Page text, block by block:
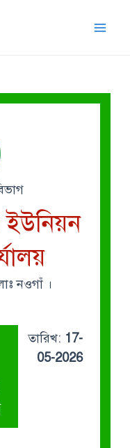
নওগাঁ ।
তারিখ: 17-
05-2026